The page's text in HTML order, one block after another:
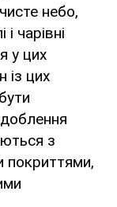
небо,
чарівні
у цих
із цих
з
покриттями,